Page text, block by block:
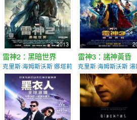
2013
雷神2：黑暗世界
克里斯·海姆斯沃斯 娜塔莉·波特曼
雷神3：諸神黃昏
克里斯·海姆斯沃斯